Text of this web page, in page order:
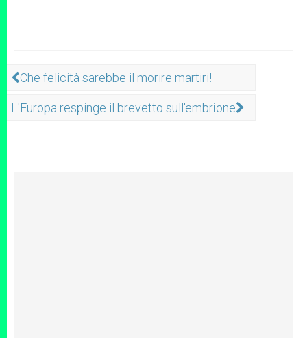
Che felicità sarebbe il morire martiri!
L'Europa respinge il brevetto sull'embrione